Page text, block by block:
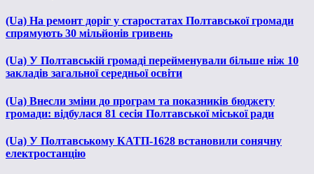
(Ua) На ремонт доріг у старостатах Полтавської громади
спрямують 30 мільйонів гривень
(Ua) У Полтавській громаді перейменували більше ніж 10
закладів загальної середньої освіти
(Ua) Внесли зміни до програм та показників бюджету
громади: відбулася 81 сесія Полтавської міської ради
(Ua) У Полтавському КАТП-1628 встановили сонячну
електростанцію